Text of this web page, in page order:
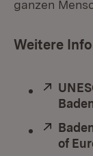
ganzen
Weitere
of